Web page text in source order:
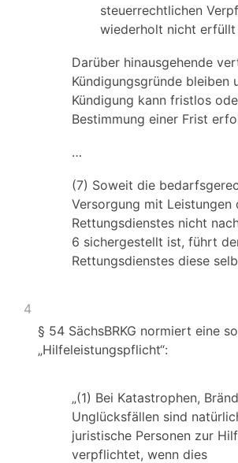
steuerrechtlichen
wiederholt nicht erfüllt
Darüber hinausgehende
Kündigungsgründe bleiben
Kündigung kann fristlos
Bestimmung einer Frist
…
(7) Soweit die
Versorgung mit Leistungen
Rettungsdienstes nicht
6 sichergestellt ist, führt
Rettungsdienstes diese
4
§ 54 SächsBRKG normiert eine
„Hilfeleistungspflicht“:
„(1) Bei Katastrophen,
Unglücksfällen sind
juristische Personen zur
verpflichtet, wenn dies